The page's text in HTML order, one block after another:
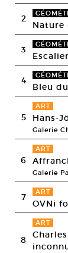
2
Nature
3
4
Bleu
5
ART
Hans-
Galerie
6
ART
Galerie
7 ART
OVNi
8
ART